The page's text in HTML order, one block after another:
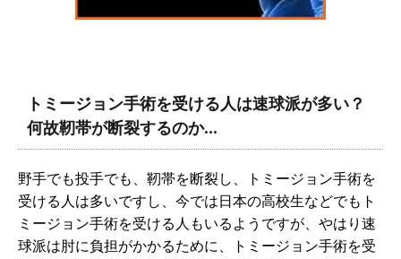
トミージョン手術を受ける人は速球派が多い？
何故靭帯が断裂するのか…
野手でも投手でも、靭帯を断裂し、トミージョン手術を
受ける人は多いですし、今では日本の高校生などでもト
ミージョン手術を受ける人もいるようですが、やはり速
球派は肘に負担がかかるために、トミージョン手術を受